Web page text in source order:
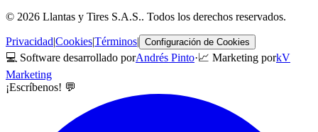
© 2026 Llantas y Tires S.A.S.. Todos los derechos reservados.
Privacidad|Cookies|Términos| Configuración de Cookies
💻 Software desarrollado porAndrés Pinto·📈 Marketing porkV
Marketing
¡Escríbenos! 💬